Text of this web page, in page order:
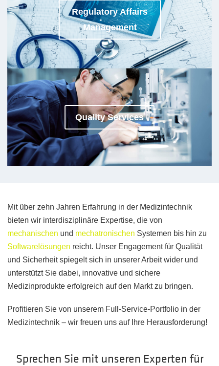
Regulatory Affairs
Management
Quality Services
Mit über zehn Jahren Erfahrung in der Medizintechnik
bieten wir interdisziplinäre Expertise, die von
mechanischen und mechatronischen Systemen bis hin zu
Softwarelösungen reicht. Unser Engagement für Qualität
und Sicherheit spiegelt sich in unserer Arbeit wider und
unterstützt Sie dabei, innovative und sichere
Medizinprodukte erfolgreich auf den Markt zu bringen.
Profitieren Sie von unserem Full-Service-Portfolio in der
Medizintechnik – wir freuen uns auf Ihre Herausforderung!
Sprechen Sie mit unseren Experten für